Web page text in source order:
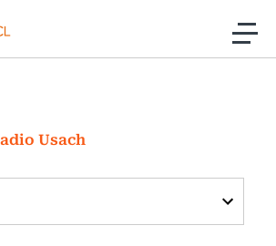
al contenido
y TV Usach
Usach